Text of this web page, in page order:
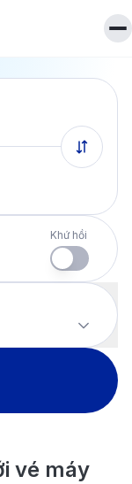
Khứ hồi
vé máy